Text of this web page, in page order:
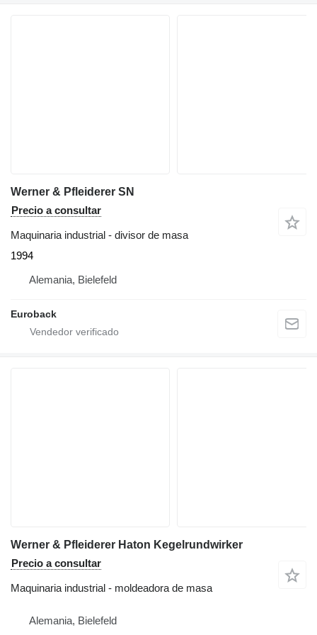
Werner & Pfleiderer SN
Precio a consultar
Maquinaria industrial - divisor de masa
1994
Alemania, Bielefeld
Euroback
Werner & Pfleiderer Haton Kegelrundwirker
Precio a consultar
Maquinaria industrial - moldeadora de masa
Alemania, Bielefeld